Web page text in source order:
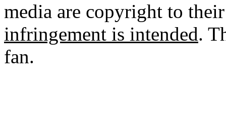
media are copyright to
infringement is intended.
fan.